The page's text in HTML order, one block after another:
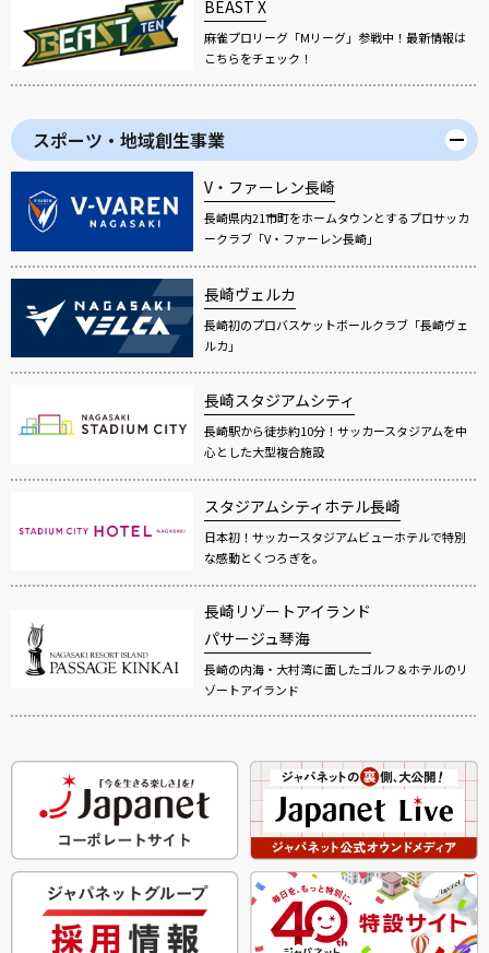
BEAST X
麻雀プロリーグ「Mリーグ」参戦中！最新情報は
こちらをチェック！
スポーツ・地域創生事業
V・ファーレン長崎
長崎県内21市町をホームタウンとするプロサッカ
ークラブ「V・ファーレン長崎」
長崎ヴェルカ
長崎初のプロバスケットボールクラブ「長崎ヴェ
ルカ」
長崎スタジアムシティ
長崎駅から徒歩約10分！サッカースタジアムを中
心とした大型複合施設
スタジアムシティホテル長崎
日本初！サッカースタジアムビューホテルで特別
な感動とくつろぎを。
長崎リゾートアイランド
パサージュ琴海
長崎の内海・大村湾に面したゴルフ＆ホテルのリ
ゾートアイランド